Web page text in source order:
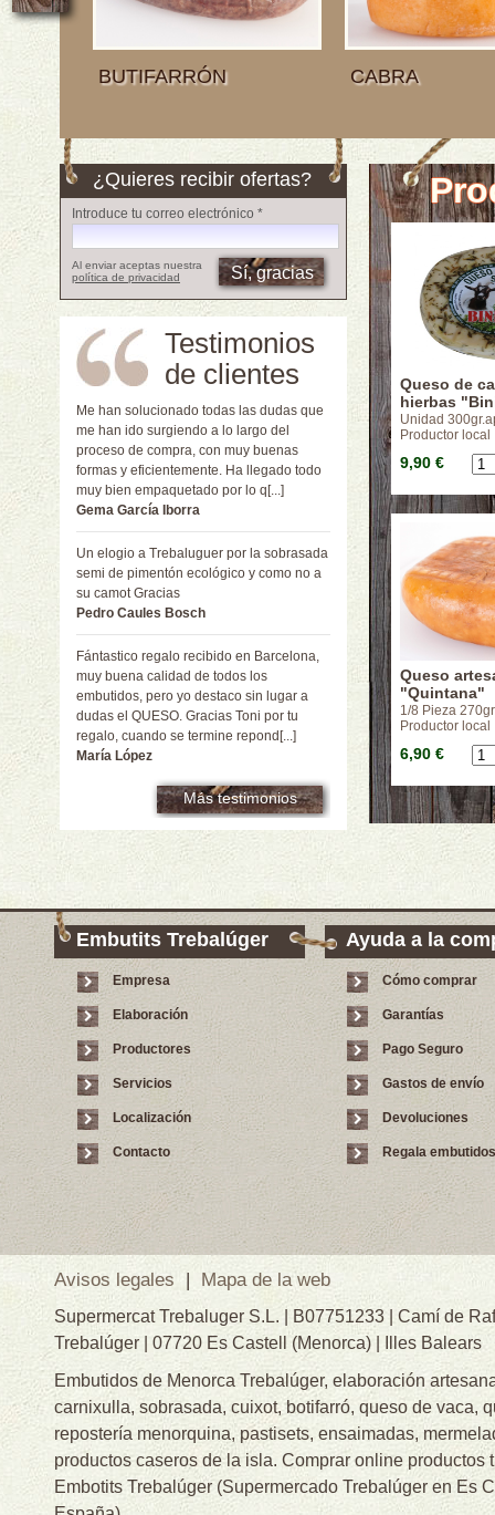
BUTIFARRÓN CABRA
¿Quieres recibir ofertas?
Introduce tu correo electrónico *
Al enviar aceptas nuestra
política de privacidad
Testimonios
de clientes
Me han solucionado todas las dudas que
me han ido surgiendo a lo largo del
proceso de compra, con muy buenas
formas y eficientemente. Ha llegado todo
muy bien empaquetado por lo q[...]
Gema García Iborra
Un elogio a Trebaluguer por la sobrasada
semi de pimentón ecológico y como no a
su camot Gracias
Pedro Caules Bosch
Fántastico regalo recibido en Barcelona,
muy buena calidad de todos los
embutidos, pero yo destaco sin lugar a
dudas el QUESO. Gracias Toni por tu
regalo, cuando se termine repond[...]
María López
Más testimonios
Queso de
hierbas
Unidad
Productor local
9,90 €
Queso
"Quintana"
1/8 Pieza
Productor local
6,90 €
Embutits Trebalúger
Empresa
Elaboración
Productores
Servicios
Localización
Contacto
Ayuda a la
Cómo comprar
Garantías
Pago Seguro
Gastos de envío
Devoluciones
Regala embutidos
Avisos legales | Mapa de la web
Supermercat Trebaluger S.L. | B07751233 | Camí de
Trebalúger | 07720 Es Castell (Menorca) | Illes Balears
Embutidos de Menorca Trebalúger, elaboración
carnixulla, sobrasada, cuixot, botifarró, queso de vaca,
repostería menorquina, pastisets, ensaimadas,
productos caseros de la isla. Comprar online productos
Embotits Trebalúger (Supermercado Trebalúger en Es